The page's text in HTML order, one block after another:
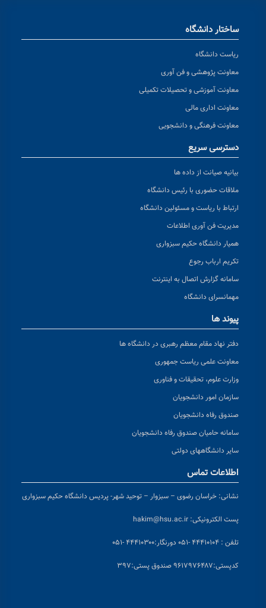
ساختار دانشگاه
ریاست دانشگاه
معاونت پژوهشی و فن آوری
معاونت آموزشی و تحصیلات تکمیلی
معاونت اداری مالی
معاونت فرهنگی و دانشجویی
دسترسی سریع
بیانیه صیانت از داده ها
ملاقات حضوری با رئیس دانشگاه
ارتباط با ریاست و مسئولین دانشگاه
مدیریت فن آوری اطلاعات
همیار دانشگاه حکیم سبزواری
تکریم ارباب رجوع
سامانه گزارش اتصال به اینترنت
مهمانسرای دانشگاه
پیوند ها
دفتر نهاد مقام معظم رهبری در دانشگاه ها
معاونت علمی ریاست جمهوری
وزارت علوم، تحقیقات و فناوری
سازمان امور دانشجویان
صندوق رفاه دانشجویان
سامانه حامیان صندوق رفاه دانشجویان
سایر دانشگاههای دولتی
اطلاعات تماس
نشانی: خراسان رضوی – سبزوار – توحید شهر- پردیس دانشگاه حکیم سبزواری
پست الکترونیکی: hakim@hsu.ac.ir
تلفن : ۴۴۴۱۰۱۰۴ -۰۵۱ دورنگار:۴۴۴۱۰۳۰۰ -۰۵۱
کدپستی:۹۶۱۷۹۷۶۴۸۷ صندوق پستی:۳۹۷